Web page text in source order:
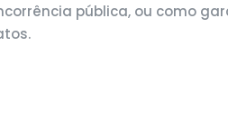
pública, ou como